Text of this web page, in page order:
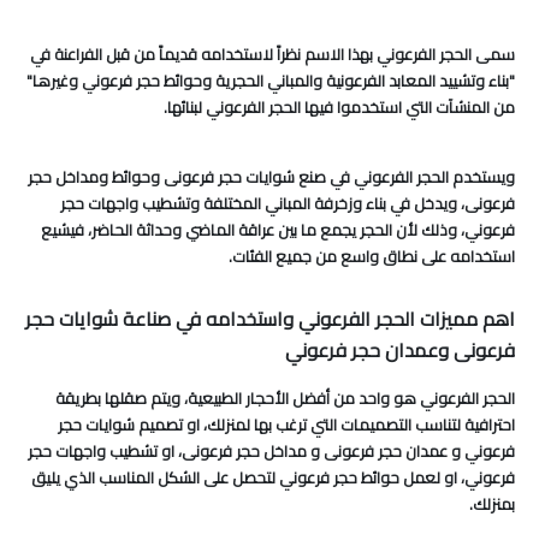
سمى الحجر الفرعوني بهذا الاسم نظراً لاستخدامه قديماً من قبل الفراعنة في
"بناء وتشييد المعابد الفرعونية والمباني الحجرية وحوائط حجر فرعوني وغيرها"
من المنشآت التي استخدموا فيها الحجر الفرعوني لبنائها.
ويستخدم الحجر الفرعوني في صنع شوايات حجر فرعونى وحوائط ومداخل حجر
فرعونى، ويدخل في بناء وزخرفة المباني المختلفة وتشطيب واجهات حجر
فرعوني، وذلك لأن الحجر يجمع ما بين عراقة الماضي وحداثة الحاضر، فيشيع
استخدامه على نطاق واسع من جميع الفئات.
اهم مميزات الحجر الفرعوني واستخدامه في صناعة شوايات حجر
فرعونى وعمدان حجر فرعوني
الحجر الفرعوني هو واحد من أفضل الأحجار الطبيعية، ويتم صقلها بطريقة
احترافية لتناسب التصميمات التي ترغب بها لمنزلك، او تصميم شوايات حجر
فرعوني و عمدان حجر فرعونى و مداخل حجر فرعونى، او تشطيب واجهات حجر
فرعوني، او لعمل حوائط حجر فرعوني لتحصل على الشكل المناسب الذي يليق
بمنزلك.